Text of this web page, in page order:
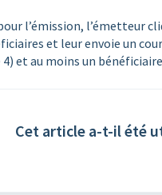
l’émission, l’émetteur
et leur envoie un
et au moins un
Cet article a-t-il été